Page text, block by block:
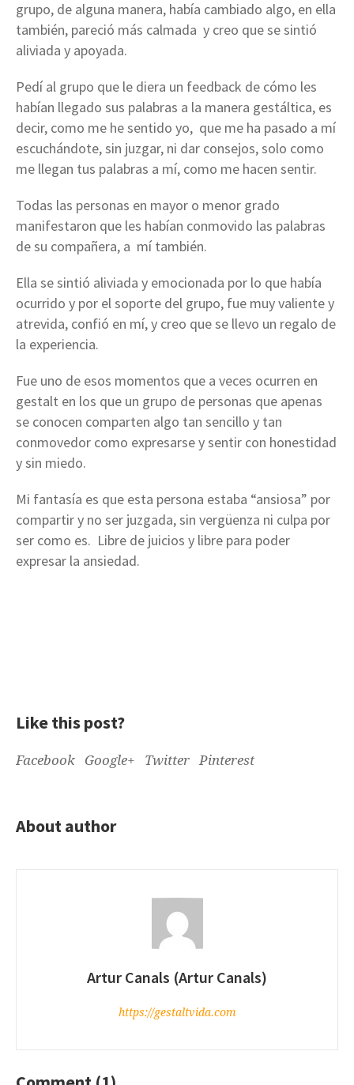
grupo, de alguna manera, había cambiado algo, en ella
también, pareció más calmada y creo que se sintió
aliviada y apoyada.
Pedí al grupo que le diera un feedback de cómo les
habían llegado sus palabras a la manera gestáltica, es
decir, como me he sentido yo, que me ha pasado a mí
escuchándote, sin juzgar, ni dar consejos, solo como
me llegan tus palabras a mí, como me hacen sentir.
Todas las personas en mayor o menor grado
manifestaron que les habían conmovido las palabras
de su compañera, a mí también.
Ella se sintió aliviada y emocionada por lo que había
ocurrido y por el soporte del grupo, fue muy valiente y
atrevida, confió en mí, y creo que se llevo un regalo de
la experiencia.
Fue uno de esos momentos que a veces ocurren en
gestalt en los que un grupo de personas que apenas
se conocen comparten algo tan sencillo y tan
conmovedor como expresarse y sentir con honestidad
y sin miedo.
Mi fantasía es que esta persona estaba “ansiosa” por
compartir y no ser juzgada, sin vergüenza ni culpa por
ser como es. Libre de juicios y libre para poder
expresar la ansiedad.
Like this post?
Facebook Google+ Twitter Pinterest
About author
Artur Canals (Artur Canals)
https://gestaltvida.com